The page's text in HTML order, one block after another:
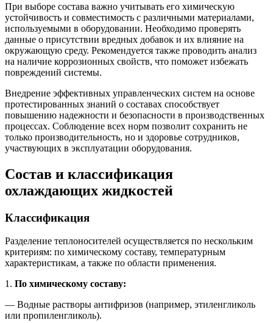
При выборе состава важно учитывать его химическую
устойчивость и совместимость с различными материалами,
используемыми в оборудовании. Необходимо проверять
данные о присутствии вредных добавок и их влияние на
окружающую среду. Рекомендуется также проводить анализ
на наличие коррозионных свойств, что поможет избежать
повреждений системы.
Внедрение эффективных управленческих систем на основе
протестированных знаний о составах способствует
повышению надежности и безопасности в производственных
процессах. Соблюдение всех норм позволит сохранить не
только производительность, но и здоровье сотрудников,
участвующих в эксплуатации оборудования.
Состав и классификация
охлаждающих жидкостей
Классификация
Разделение теплоносителей осуществляется по нескольким
критериям: по химическому составу, температурным
характеристикам, а также по области применения.
1. По химическому составу:
— Водные растворы антифризов (например, этиленгликоль
или пропиленгликоль).